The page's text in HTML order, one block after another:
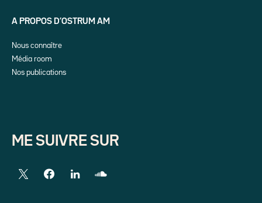
A PROPOS D’OSTRUM AM
Nous connaître
Média room
Nos publications
ME SUIVRE SUR